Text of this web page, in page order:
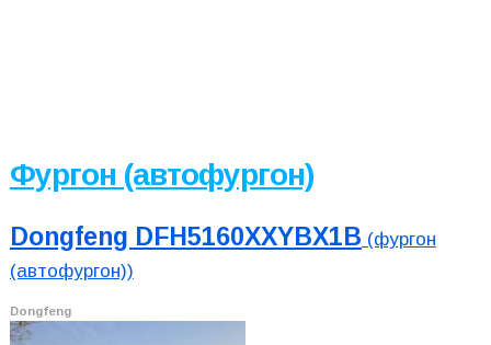
Фургон (автофургон)
Dongfeng DFH5160XXYBX1B (фургон
(автофургон))
Dongfeng